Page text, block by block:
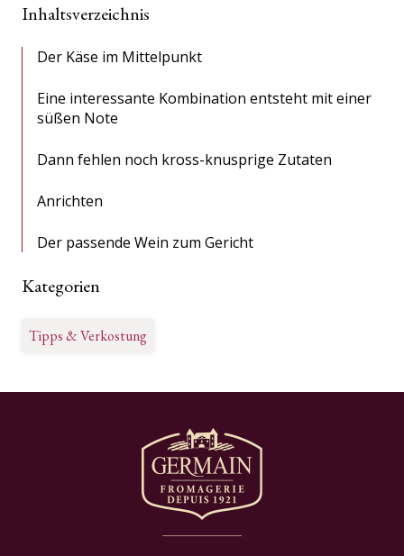
Inhaltsverzeichnis
Der Käse im Mittelpunkt
Eine interessante Kombination entsteht mit einer
süßen Note
Dann fehlen noch kross-knusprige Zutaten
Anrichten
Der passende Wein zum Gericht
Kategorien
Tipps & Verkostung